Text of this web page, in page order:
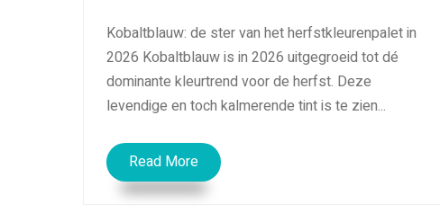
Kobaltblauw: de ster van het herfstkleurenpalet in
2026 Kobaltblauw is in 2026 uitgegroeid tot dé
dominante kleurtrend voor de herfst. Deze
levendige en toch kalmerende tint is te zien...
Read More